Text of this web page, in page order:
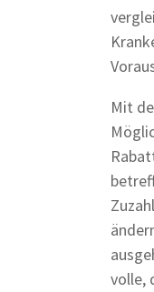
Mit
volle,